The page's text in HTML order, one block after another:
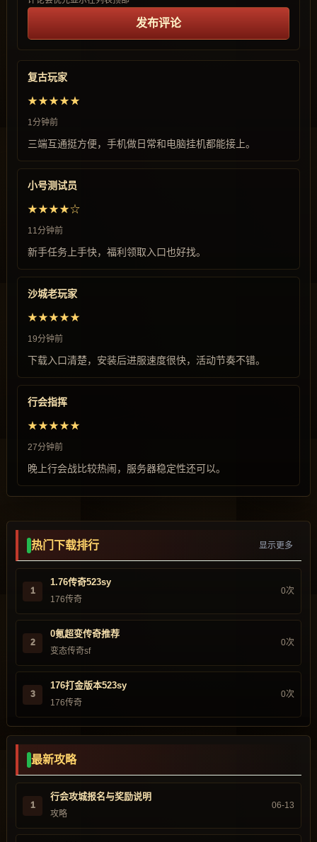
发布评论
复古玩家
★★★★★
1分钟前
三端互通挺方便，手机做日常和电脑挂机都能接上。
小号测试员
★★★★☆
11分钟前
新手任务上手快，福利领取入口也好找。
沙城老玩家
★★★★★
19分钟前
下载入口清楚，安装后进服速度很快，活动节奏不错。
行会指挥
★★★★★
27分钟前
晚上行会战比较热闹，服务器稳定性还可以。
热门下载排行 显示更多
1
1.76传奇523sy
176传奇
0次
2
0氪超变传奇推荐
变态传奇sf
0次
3
176打金版本523sy
176传奇
0次
最新攻略
1
行会攻城报名与奖励说明
攻略
06-13